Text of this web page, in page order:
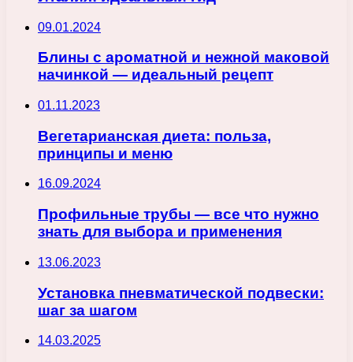
09.01.2024
Блины с ароматной и нежной маковой
начинкой — идеальный рецепт
01.11.2023
Вегетарианская диета: польза,
принципы и меню
16.09.2024
Профильные трубы — все что нужно
знать для выбора и применения
13.06.2023
Установка пневматической подвески:
шаг за шагом
14.03.2025